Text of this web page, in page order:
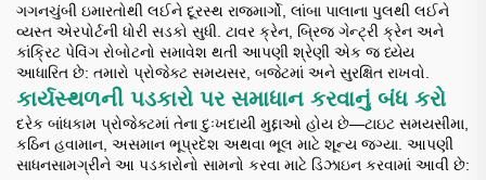
ગગનચુંબી ઇમારતોથી લઈને દૂરસ્થ રાજમાર્ગો, લાંબા પાલાના પુલથી લઈને
વ્યસ્ત એરપોર્ટની ધોરી સડકો સુધી. ટાવર ક્રેન, બ્રિજ ગેન્ટ્રી ક્રેન અને
કાંક્રિટ પેવિંગ રોબોટનો સમાવેશ થતી આપણી શ્રેણી એક જ ધ્યેય
આધારિત છે: તમારો પ્રોજેક્ટ સમયસર, બજેટમાં અને સુરક્ષિત રાખવો.
કાર્યસ્થળની પડકારો પર સમાધાન કરવાનું બંધ કરો
દરેક બાંધકામ પ્રોજેક્ટમાં તેના દુઃખદાયી મુદ્દાઓ હોય છે—ટાઇટ સમયસીમા,
કઠિન હવામાન, અસમાન ભૂપ્રદેશ અથવા ભૂલ માટે શૂન્ય જગ્યા. આપણી
સાધનસામગ્રીને આ પડકારોનો સામનો કરવા માટે ડિઝાઇન કરવામાં આવી છે: